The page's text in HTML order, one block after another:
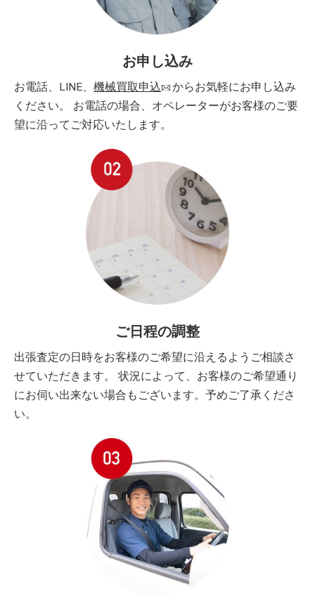
お申し込み
お電話、LINE、 機械買取申込
からお気軽にお申し込み
ください。 お電話の場合、オペレーターがお客様のご要
望に沿ってご対応いたします。
ご日程の調整
出張査定の日時をお客様のご希望に沿えるようご相談さ
せていただきます。 状況によって、お客様のご希望通り
にお伺い出来ない場合もございます。予めご了承くださ
い。